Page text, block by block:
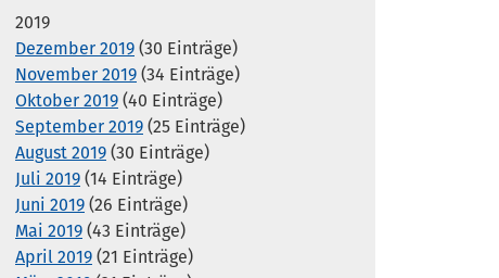
2019
Dezember 2019 (30 Einträge)
November 2019 (34 Einträge)
Oktober 2019 (40 Einträge)
September 2019 (25 Einträge)
August 2019 (30 Einträge)
Juli 2019 (14 Einträge)
Juni 2019 (26 Einträge)
Mai 2019 (43 Einträge)
April 2019 (21 Einträge)